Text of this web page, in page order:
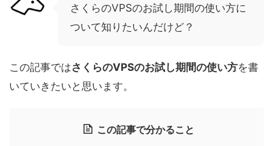
さくらのVPSのお試し期間の使い方に
ついて知りたいんだけど？
この記事ではさくらのVPSのお試し期間の使い方を書
いていきたいと思います。
この記事で分かること